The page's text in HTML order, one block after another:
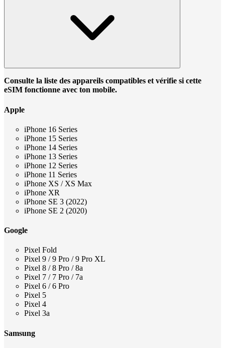
Consulte la liste des appareils compatibles et vérifie si cette
eSIM fonctionne avec ton mobile.
Apple
iPhone 16 Series
iPhone 15 Series
iPhone 14 Series
iPhone 13 Series
iPhone 12 Series
iPhone 11 Series
iPhone XS / XS Max
iPhone XR
iPhone SE 3 (2022)
iPhone SE 2 (2020)
Google
Pixel Fold
Pixel 9 / 9 Pro / 9 Pro XL
Pixel 8 / 8 Pro / 8a
Pixel 7 / 7 Pro / 7a
Pixel 6 / 6 Pro
Pixel 5
Pixel 4
Pixel 3a
Samsung